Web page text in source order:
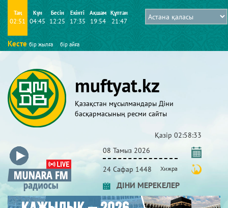
Таң
02:51
Күн
04:45
Бесін
12:25
Екінті
17:35
Ақшам
19:54
Құптан
21:47
Кесте бір жылға бір айға
muftyat.kz
Қазақстан мұсылмандары Діни
басқармасының ресми сайты
Қазір 02:58:33
08 Тамыз 2026
24 Сафар 1448 Хижра
ДІНИ МЕРЕКЕЛЕР